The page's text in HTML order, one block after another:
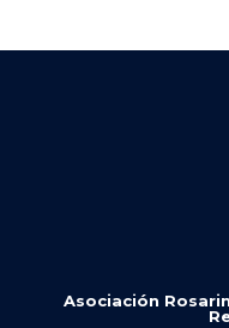
Asociación